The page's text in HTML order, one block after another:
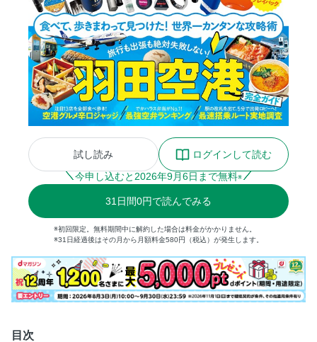
試し読み
ログインして読む
今申し込むと 2026年9月6日まで無料※
31 日間0円で読んでみる
※初回限定。無料期間中に解約した場合は料金がかかりません。
※31日経過後はその月から月額料金580円（税込）が発生します。
目次